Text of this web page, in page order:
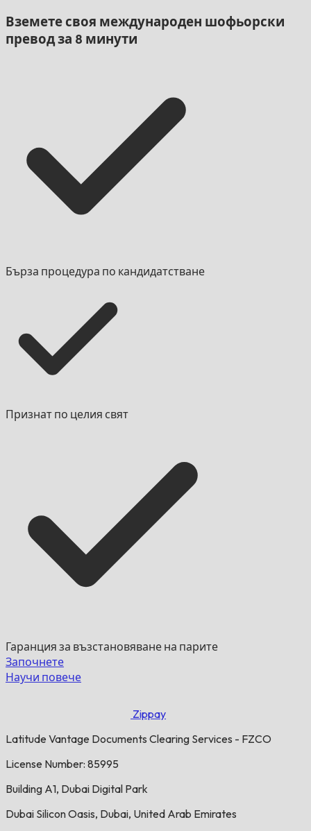
Вземете своя международен шофьорски
превод за 8 минути
Бърза процедура по кандидатстване
Признат по целия свят
Гаранция за възстановяване на парите
Започнете
Научи повече
Zippay
Latitude Vantage Documents Clearing Services - FZCO
License Number: 85995
Building A1, Dubai Digital Park
Dubai Silicon Oasis, Dubai, United Arab Emirates